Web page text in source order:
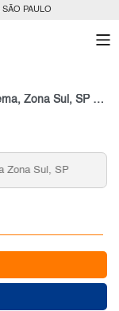
PAULO
Apartamentos que Aceitam Permuta em Moema, Zona Sul, SP para Venda
Zona Sul, SP